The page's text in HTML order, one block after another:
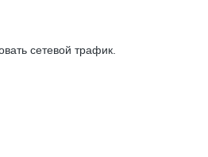
сетевой трафик.